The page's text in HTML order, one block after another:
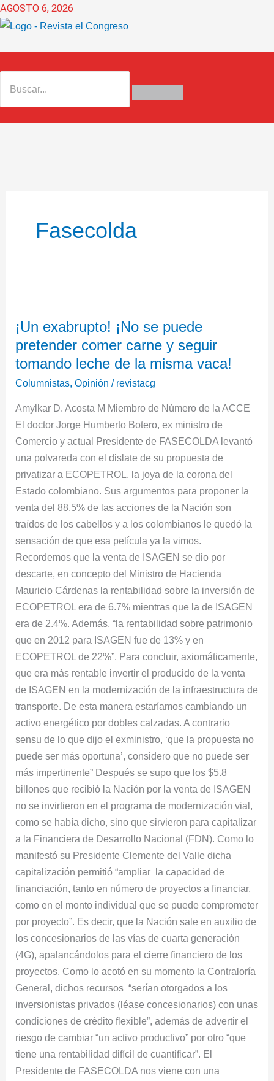
Ir
al
AGOSTO 6, 2026
Fasecolda
¡Un exabrupto! ¡No se puede
pretender comer carne y seguir
tomando leche de la misma vaca!
Columnistas,Opinión / revistacg
Amylkar D. Acosta M Miembro de Número de la ACCE
El doctor Jorge Humberto Botero, ex ministro de
Comercio y actual Presidente de FASECOLDA levantó
una polvareda con el dislate de su propuesta de
privatizar a ECOPETROL, la joya de la corona del
Estado colombiano. Sus argumentos para proponer la
venta del 88.5% de las acciones de la Nación son
traídos de los cabellos y a los colombianos le quedó la
sensación de que esa película ya la vimos.
Recordemos que la venta de ISAGEN se dio por
descarte, en concepto del Ministro de Hacienda
Mauricio Cárdenas la rentabilidad sobre la inversión de
ECOPETROL era de 6.7% mientras que la de ISAGEN
era de 2.4%. Además, “la rentabilidad sobre patrimonio
que en 2012 para ISAGEN fue de 13% y en
ECOPETROL de 22%”. Para concluir, axiomáticamente,
que era más rentable invertir el producido de la venta
de ISAGEN en la modernización de la infraestructura de
transporte. De esta manera estaríamos cambiando un
activo energético por dobles calzadas. A contrario
sensu de lo que dijo el exministro, ‘que la propuesta no
puede ser más oportuna’, considero que no puede ser
más impertinente” Después se supo que los $5.8
billones que recibió la Nación por la venta de ISAGEN
no se invirtieron en el programa de modernización vial,
como se había dicho, sino que sirvieron para capitalizar
a la Financiera de Desarrollo Nacional (FDN). Como lo
manifestó su Presidente Clemente del Valle dicha
capitalización permitió “ampliar la capacidad de
financiación, tanto en número de proyectos a financiar,
como en el monto individual que se puede comprometer
por proyecto”. Es decir, que la Nación sale en auxilio de
los concesionarios de las vías de cuarta generación
(4G), apalancándolos para el cierre financiero de los
proyectos. Como lo acotó en su momento la Contraloría
General, dichos recursos “serían otorgados a los
inversionistas privados (léase concesionarios) con unas
condiciones de crédito flexible”, además de advertir el
riesgo de cambiar “un activo productivo” por otro “que
tiene una rentabilidad difícil de cuantificar”. El
Presidente de FASECOLDA nos viene con una
¡No
se
puede
carne
y
seguir
tomando
leche
de
la
misma
vaca!